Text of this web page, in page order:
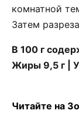
комнатной
Затем
В 100 г
Жиры 9,5 г |
Читайте на